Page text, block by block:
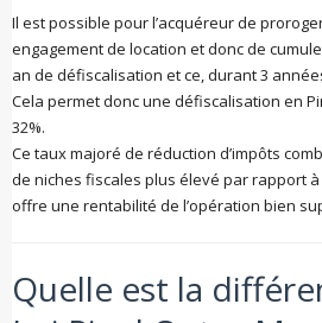
Il est possible pour l’acquéreur de
engagement de location et donc de
an de défiscalisation et ce, durant 3
Cela permet donc une défiscalisation en
32%.
Ce taux majoré de réduction d’impôts
de niches fiscales plus élevé par rapport
offre une rentabilité de l’opération bien
Quelle est la